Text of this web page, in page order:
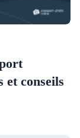
et conseils